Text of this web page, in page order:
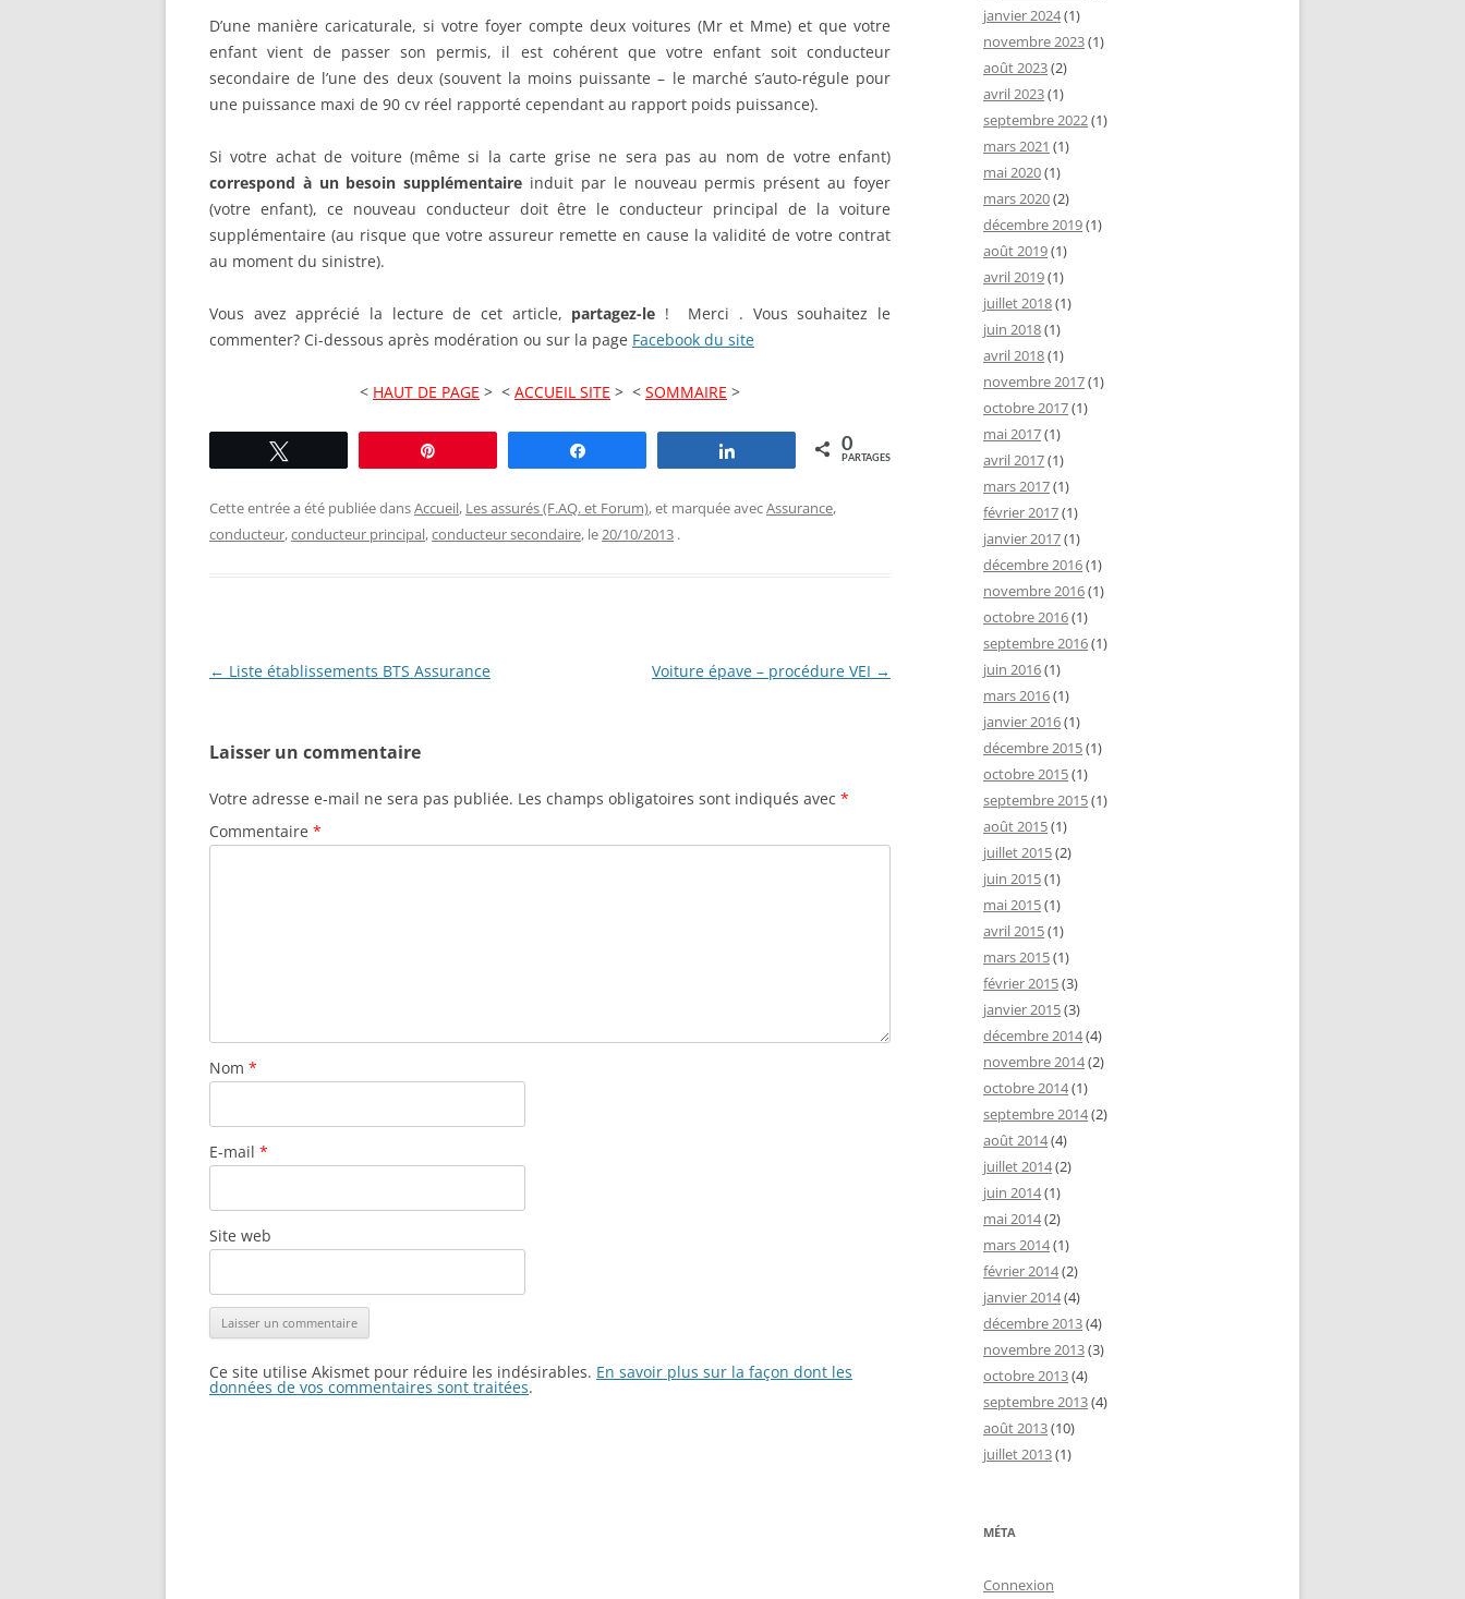
D’une manière caricaturale, si votre foyer compte deux voitures (Mr et Mme) et que votre
enfant vient de passer son permis, il est cohérent que votre enfant soit conducteur
secondaire de l’une des deux (souvent la moins puissante – le marché s’auto-régule pour
une puissance maxi de 90 cv réel rapporté cependant au rapport poids puissance).
Si votre achat de voiture (même si la carte grise ne sera pas au nom de votre enfant)
correspond à un besoin supplémentaire induit par le nouveau permis présent au foyer
(votre enfant), ce nouveau conducteur doit être le conducteur principal de la voiture
supplémentaire (au risque que votre assureur remette en cause la validité de votre contrat
au moment du sinistre).
Vous avez apprécié la lecture de cet article, partagez-le ! Merci . Vous souhaitez le
commenter? Ci-dessous après modération ou sur la page Facebook du site
< HAUT DE PAGE > < ACCUEIL SITE > < SOMMAIRE >
0
PARTAGES
Cette entrée a été publiée dansAccueil, Les assurés (F.AQ. et Forum), et marquée avecAssurance,
conducteur,conducteur principal,conducteur secondaire, le20/10/2013 .
Navigation
← Liste établissements BTS Assurance Voiture épave – procédure VEI →
Laisser un commentaire
Votre adresse e-mail ne sera pas publiée. Les champs obligatoires sont indiqués avec *
Commentaire *
Nom *
E-mail *
Site web
Ce site utilise Akismet pour réduire les indésirables. En savoir plus sur la façon dont les
données de vos commentaires sont traitées.
janvier 2024(1)
novembre 2023(1)
août 2023(2)
avril 2023(1)
septembre 2022(1)
mars 2021 (1)
mai 2020(1)
mars 2020(2)
décembre 2019(1)
août 2019(1)
avril 2019(1)
juillet 2018(1)
juin 2018(1)
avril 2018(1)
novembre 2017(1)
octobre 2017(1)
mai 2017(1)
avril 2017(1)
mars 2017(1)
février 2017(1)
janvier 2017(1)
décembre 2016(1)
novembre 2016(1)
octobre 2016(1)
septembre 2016(1)
juin 2016(1)
mars 2016(1)
janvier 2016(1)
décembre 2015(1)
octobre 2015(1)
septembre 2015(1)
août 2015(1)
juillet 2015(2)
juin 2015(1)
mai 2015(1)
avril 2015(1)
mars 2015(1)
février 2015(3)
janvier 2015(3)
décembre 2014(4)
novembre 2014(2)
octobre 2014(1)
septembre 2014(2)
août 2014(4)
juillet 2014(2)
juin 2014(1)
mai 2014(2)
mars 2014(1)
février 2014(2)
janvier 2014(4)
décembre 2013(4)
novembre 2013(3)
octobre 2013(4)
septembre 2013(4)
août 2013(10)
juillet 2013(1)
MÉTA
Connexion